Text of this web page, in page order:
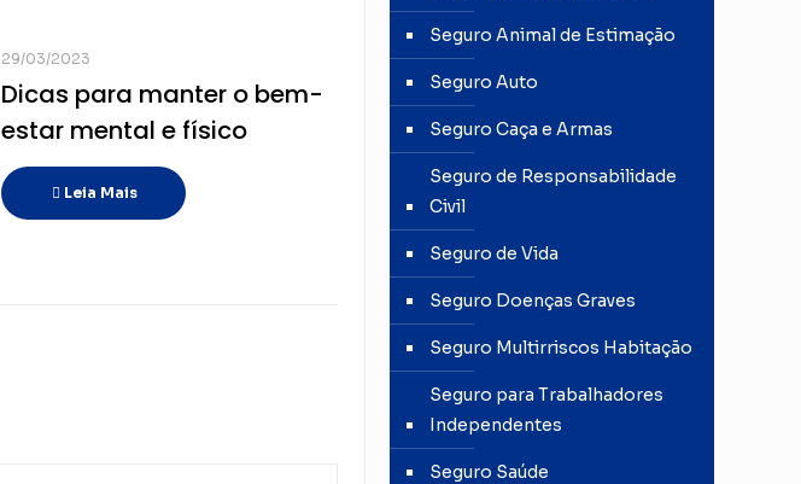
29/03/2023
Dicas para manter o bem-
estar mental e físico
Leia Mais
Seguro Animal de Estimação
Seguro Auto
Seguro Caça e Armas
Seguro de Responsabilidade
Civil
Seguro de Vida
Seguro Doenças Graves
Seguro Multirriscos Habitação
Seguro para Trabalhadores
Independentes
Seguro Saúde